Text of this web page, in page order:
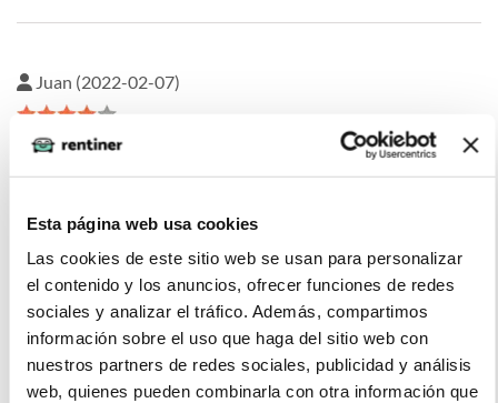
Esta página web usa cookies
Las cookies de este sitio web se usan para personalizar
el contenido y los anuncios, ofrecer funciones de redes
sociales y analizar el tráfico. Además, compartimos
información sobre el uso que haga del sitio web con
nuestros partners de redes sociales, publicidad y análisis
web, quienes pueden combinarla con otra información que
Juan (2022-02-07)
He conducido el coche durante varios meses y estoy
atractivo, el motor es muy poderoso y los materiales internos
La imagen del coche puede no coincidir con el vehículo
ofertado. Los datos y la información publicada ha sido